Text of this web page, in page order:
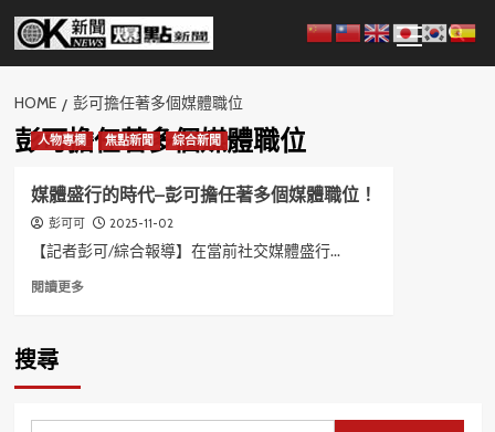
Skip
content
Menu
HOME 彭可擔任著多個媒體職位
彭可擔任著多個媒體職位
人物專欄 焦點新聞 綜合新聞
媒體盛行的時代–彭可擔任著多個媒體職位！
彭可可 2025-11-02
【記者彭可/綜合報導】在當前社交媒體盛行...
閱讀更多Read
搜尋